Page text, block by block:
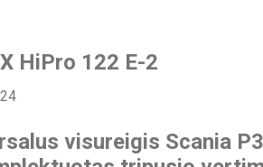
HiPro 122 E-2
visureigis Scania